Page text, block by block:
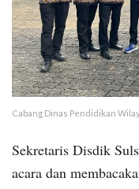
Cabang Dinas Pendidikan
Sekretaris Disdik
acara dan